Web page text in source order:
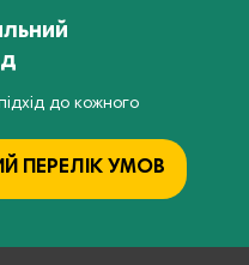
до кожного
ПЕРЕЛІК УМОВ